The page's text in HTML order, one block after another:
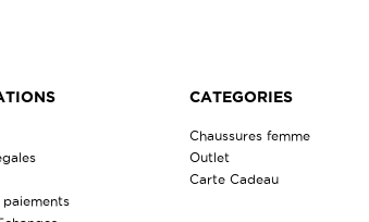
paiements
CATEGORIES
Chaussures femme
Outlet
Carte Cadeau